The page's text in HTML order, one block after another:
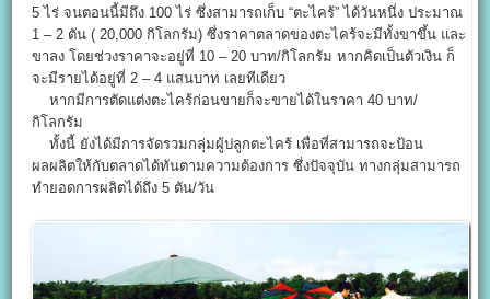
5 ไร่ จนตอนนี้มีถึง 100 ไร่ ซึ่งสามารถเก็บ “ตะไคร้” ได้วันหนึ่ง ประมาณ
1 – 2 ตัน ( 20,000 กิโลกรัม) ซึ่งราคาตลาดของตะไคร้จะมีทั้งขาขึ้น และ
ขาลง โดยช่วงราคาจะอยู่ที่ 10 – 20 บาท/กิโลกรัม หากคิดเป็นตัวเงิน ก็
จะมีรายได้อยู่ที่ 2 – 4 แสนบาท เลยทีเดียว
หากมีการตัดแต่งตะไคร้ก่อนขายก็จะขายได้ในราคา 40 บาท/
กิโลกรัม
ทั้งนี้ ยังได้มีการจัดรวมกลุ่มผู้ปลูกตะไคร้ เพื่อที่สามารถจะป้อน
ผลผลิตให้กับตลาดได้ทันตามความต้องการ ซึ่งปัจจุบัน ทางกลุ่มสามารถ
ทำยอดการผลิตได้ถึง 5 ตัน/วัน